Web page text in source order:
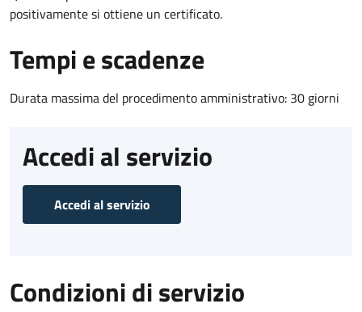
positivamente si ottiene un certificato.
Tempi e scadenze
Durata massima del procedimento amministrativo: 30 giorni
Accedi al servizio
Accedi al servizio
Condizioni di servizio